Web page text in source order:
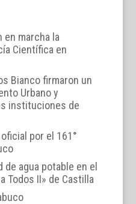
en marcha la
Científica en
Bianco firmaron un
Urbano y
instituciones de
por el 161°
de agua potable en el
Todos II» de Castilla